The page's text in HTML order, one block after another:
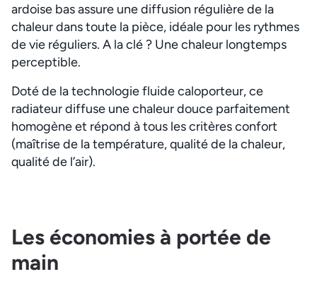
ardoise bas assure une diffusion régulière de la
chaleur dans toute la pièce, idéale pour les rythmes
de vie réguliers. A la clé ? Une chaleur longtemps
perceptible.
Doté de la technologie fluide caloporteur, ce
radiateur diffuse une chaleur douce parfaitement
homogène et répond à tous les critères confort
(maîtrise de la température, qualité de la chaleur,
qualité de l’air).
Les économies à portée de
main